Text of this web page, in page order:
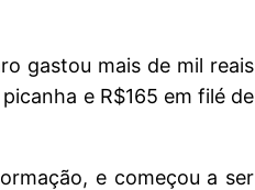
gastou mais de mil reais
e R$165 em filé de
e começou a ser